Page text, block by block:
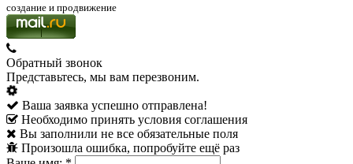
создание и продвижение
Обратный звонок
Представьтесь, мы вам перезвоним.
Ваша заявка успешно отправлена!
Необходимо принять условия соглашения
Вы заполнили не все обязательные поля
Произошла ошибка, попробуйте ещё раз